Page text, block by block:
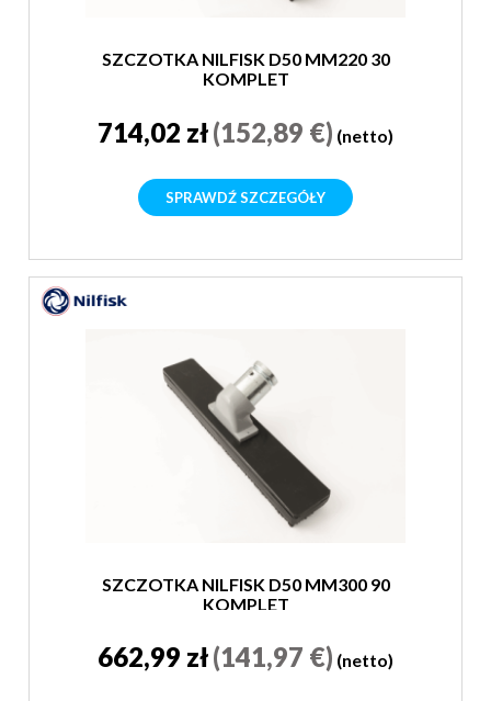
SZCZOTKA NILFISK D50 MM220 30
KOMPLET
714,02 zł(152,89 €) (netto)
SPRAWDŹ SZCZEGÓŁY
SZCZOTKA NILFISK D50 MM300 90
KOMPLET
662,99 zł(141,97 €) (netto)